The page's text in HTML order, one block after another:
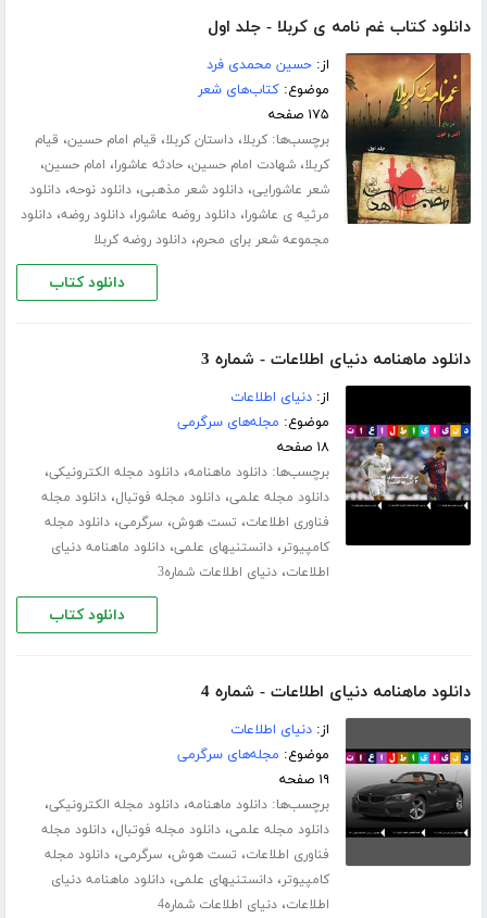
دانلود کتاب غم نامه ی کربلا - جلد اول
از:حسین محمدی فرد
موضوع:کتاب‌های شعر
۱۷۵ صفحه
برچسب‌ها:کربلا،داستان کربلا، قیام امام حسین، قیام
کربلا،شهادت امام حسین،حادثه عاشورا، امام حسین،
شعر عاشورایی،دانلود شعر مذهبی،دانلود نوحه،دانلود
مرثیه ی عاشورا،دانلود روضه عاشورا،دانلود روضه،دانلود
مجموعه شعر برای محرم،دانلود روضه کربلا
دانلود کتاب
دانلود ماهنامه دنیای اطلاعات - شماره 3
از:دنیای اطلاعات
موضوع: مجله‌های سرگرمی
۱۸ صفحه
برچسب‌ها:دانلود ماهنامه،دانلود مجله الکترونیکی،
دانلود مجله علمی،دانلود مجله فوتبال،دانلود مجله
فناوری اطلاعات، تست هوش، سرگرمی،دانلود مجله
کامپیوتر،دانستنیهای علمی،دانلود ماهنامه دنیای
اطلاعات،دنیای اطلاعات شماره3
دانلود کتاب
دانلود ماهنامه دنیای اطلاعات - شماره 4
از:دنیای اطلاعات
موضوع: مجله‌های سرگرمی
۱۹ صفحه
برچسب‌ها:دانلود ماهنامه،دانلود مجله الکترونیکی،
دانلود مجله علمی،دانلود مجله فوتبال،دانلود مجله
فناوری اطلاعات، تست هوش، سرگرمی،دانلود مجله
کامپیوتر،دانستنیهای علمی،دانلود ماهنامه دنیای
اطلاعات،دنیای اطلاعات شماره4